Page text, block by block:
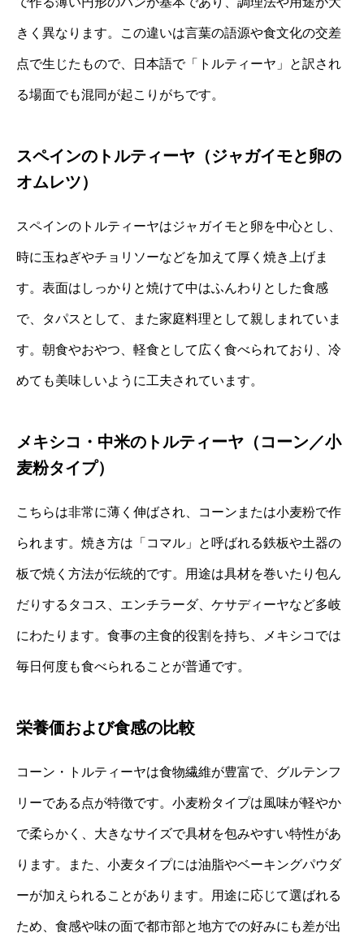
きく異なります。この違いは言葉の語源や食文化の交差
点で生じたもので、日本語で「トルティーヤ」と訳され
る場面でも混同が起こりがちです。
スペインのトルティーヤ（ジャガイモと卵の
オムレツ）
スペインのトルティーヤはジャガイモと卵を中心とし、
時に玉ねぎやチョリソーなどを加えて厚く焼き上げま
す。表面はしっかりと焼けて中はふんわりとした食感
で、タパスとして、また家庭料理として親しまれていま
す。朝食やおやつ、軽食として広く食べられており、冷
めても美味しいように工夫されています。
メキシコ・中米のトルティーヤ（コーン／小
麦粉タイプ）
こちらは非常に薄く伸ばされ、コーンまたは小麦粉で作
られます。焼き方は「コマル」と呼ばれる鉄板や土器の
板で焼く方法が伝統的です。用途は具材を巻いたり包ん
だりするタコス、エンチラーダ、ケサディーヤなど多岐
にわたります。食事の主食的役割を持ち、メキシコでは
毎日何度も食べられることが普通です。
栄養価および食感の比較
コーン・トルティーヤは食物繊維が豊富で、グルテンフ
リーである点が特徴です。小麦粉タイプは風味が軽やか
で柔らかく、大きなサイズで具材を包みやすい特性があ
ります。また、小麦タイプには油脂やベーキングパウダ
ーが加えられることがあります。用途に応じて選ばれる
ため、食感や味の面で都市部と地方での好みにも差が出